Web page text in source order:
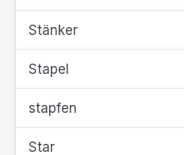
Stänker
Stapel
stapfen
Star